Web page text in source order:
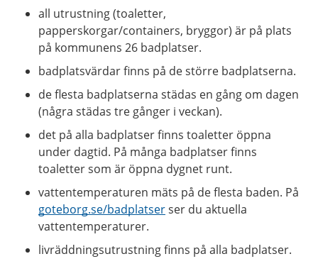
all utrustning (toaletter,
papperskorgar/containers, bryggor) är på plats
på kommunens 26 badplatser.
badplatsvärdar finns på de större badplatserna.
de flesta badplatserna städas en gång om dagen
(några städas tre gånger i veckan).
det på alla badplatser finns toaletter öppna
under dagtid. På många badplatser finns
toaletter som är öppna dygnet runt.
vattentemperaturen mäts på de flesta baden. På
goteborg.se/badplatserser du aktuella
vattentemperaturer.
livräddningsutrustning finns på alla badplatser.